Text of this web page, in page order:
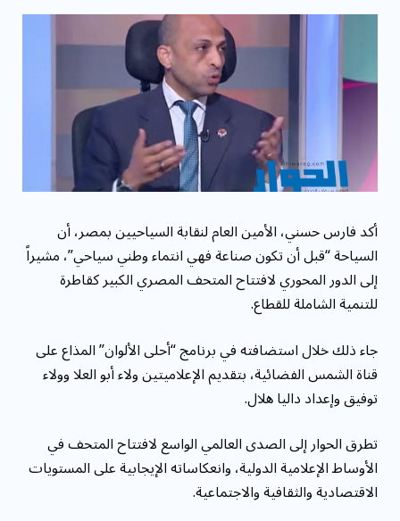
بحلول ...
أكد فارس حسني، الأمين العام لنقابة السياحيين بمصر، أن
السياحة “قبل أن تكون صناعة فهي انتماء وطني سياحي”، مشيراً
إلى الدور المحوري لافتتاح المتحف المصري الكبير كقاطرة
للتنمية الشاملة للقطاع.
جاء ذلك خلال استضافته في برنامج “أحلى الألوان” المذاع على
قناة الشمس الفضائية، بتقديم الإعلاميتين ولاء أبو العلا وولاء
توفيق وإعداد داليا هلال.
تطرق الحوار إلى الصدى العالمي الواسع لافتتاح المتحف في
الأوساط الإعلامية الدولية، وانعكاساته الإيجابية على المستويات
الاقتصادية والثقافية والاجتماعية.